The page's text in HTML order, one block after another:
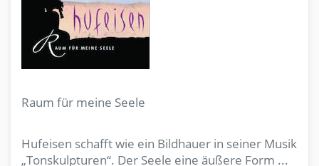
Raum für meine Seele
Hufeisen schafft wie ein Bildhauer in seiner Musik
„Tonskulpturen“. Der Seele eine äußere Form ...